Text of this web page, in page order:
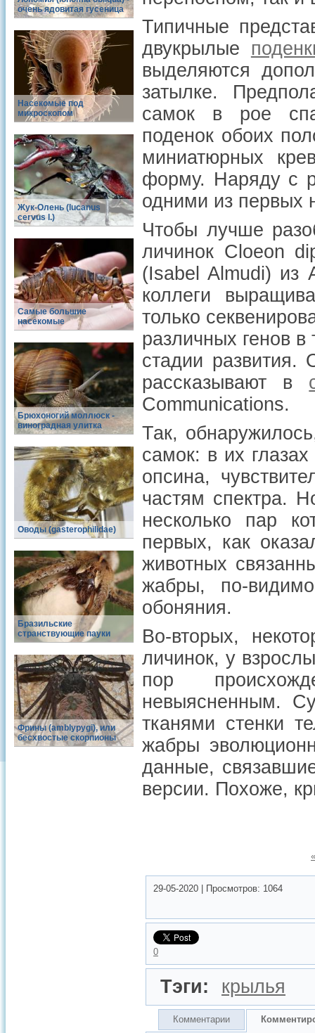
очень ядовитая гусеница
Насекомые под
микроскопом
Жук-Олень (lucanus
cervus l.)
Самые большие
насекомые
Брюхоногий моллюск -
виноградная улитка
Оводы (gasterophilidae)
Бразильские
странствующие пауки
Фрины (amblypygi), или
бесхвостые скорпионы
Типичные
двукрылые
выделяются
затылке.
самок в рое
поденок обоих
миниатюрных
форму. Наряду с
одними из первых
Чтобы лучше
личинок Cloeon
(Isabel Almudi) из
коллеги
только
различных генов
стадии развития.
рассказывают в
Communications.
Так,
самок: в их
опсина,
частям спектра.
несколько пар
первых, как
животных
жабры, по-
обоняния.
Во-вторых,
личинок, у
пор
невыясненным.
тканями стенки
жабры
данные,
версии. Похоже,
29-05-2020 Просмотров: 1064
0
Тэги: крылья
Комментарии